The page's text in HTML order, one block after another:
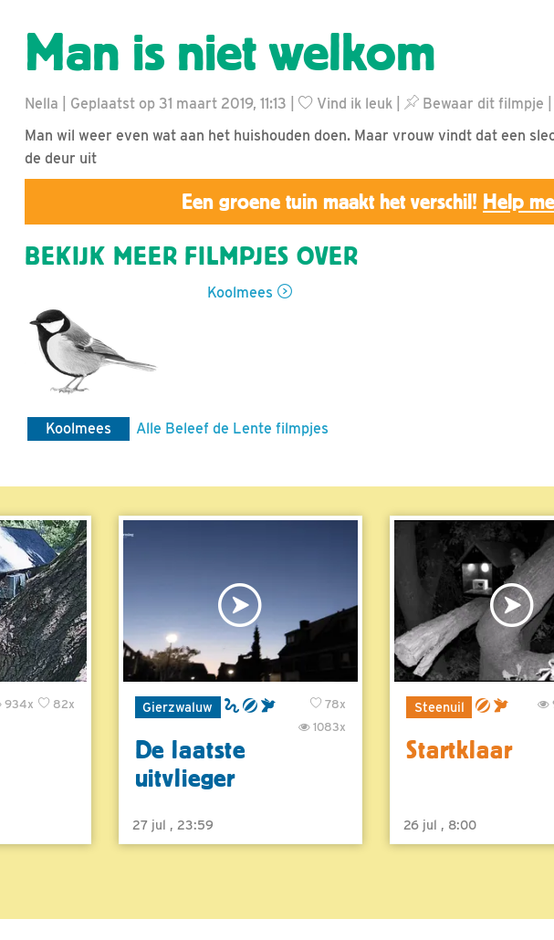
Man is niet welkom
Nella | Geplaatst op 31 maart 2019, 11:13 | Vind ik leuk Bewaar dit filmpje
Man wil weer even wat aan het huishouden doen. Maar vrouw vindt dat een
de deur uit
Een groene tuin maakt het verschil! Help
BEKIJK MEER FILMPJES OVER
Koolmees
Koolmees Alle Beleef de Lente filmpjes
82x
934x Gierzwaluw
78x
1083x
De laatste
uitvlieger
27 jul , 23:59
Steenuil
Startklaar
26 jul , 8:00